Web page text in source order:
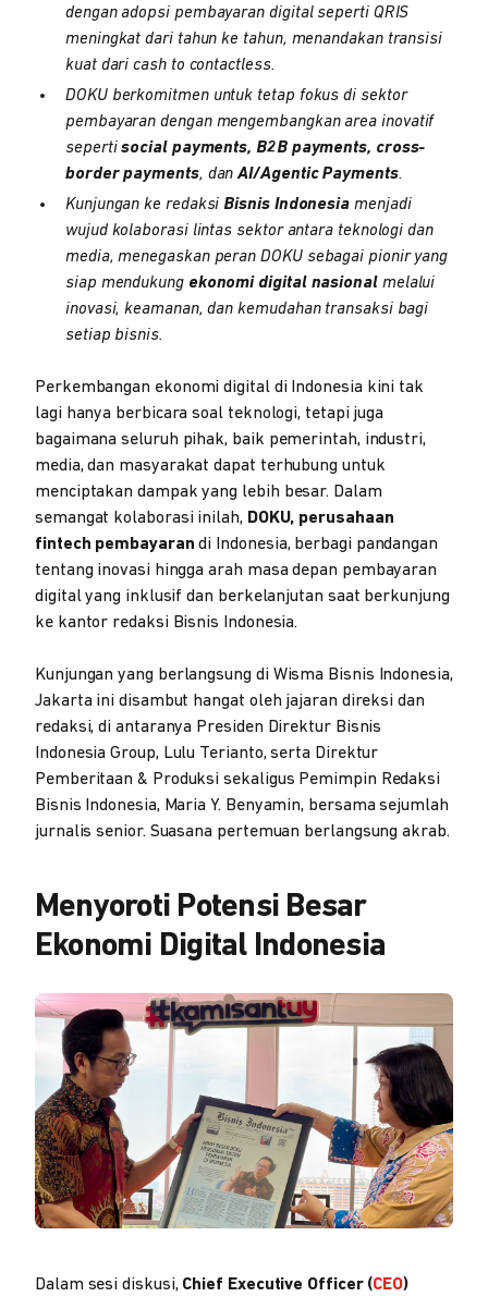
dengan adopsi pembayaran digital seperti QRIS
meningkat dari tahun ke tahun, menandakan transisi
kuat dari cash to contactless.
DOKU berkomitmen untuk tetap fokus di sektor
pembayaran dengan mengembangkan area inovatif
sepertisocial payments, B2B payments, cross-
border payments, danAI/Agentic Payments.
Kunjungan ke redaksi Bisnis Indonesia menjadi
wujud kolaborasi lintas sektor antara teknologi dan
media, menegaskan peran DOKU sebagai pionir yang
siap mendukung ekonomi digital nasionalmelalui
inovasi, keamanan, dan kemudahan transaksi bagi
setiap bisnis.
Perkembangan ekonomi digital di Indonesia kini tak
lagi hanya berbicara soal teknologi, tetapi juga
bagaimana seluruh pihak, baik pemerintah, industri,
media, dan masyarakat dapat terhubung untuk
menciptakan dampak yang lebih besar. Dalam
semangat kolaborasi inilah, DOKU, perusahaan
fintech pembayaran di Indonesia, berbagi pandangan
tentang inovasi hingga arah masa depan pembayaran
digital yang inklusif dan berkelanjutan saat berkunjung
ke kantor redaksi Bisnis Indonesia.
Kunjungan yang berlangsung di Wisma Bisnis Indonesia,
Jakarta ini disambut hangat oleh jajaran direksi dan
redaksi, di antaranya Presiden Direktur Bisnis
Indonesia Group, Lulu Terianto, serta Direktur
Pemberitaan & Produksi sekaligus Pemimpin Redaksi
Bisnis Indonesia, Maria Y. Benyamin, bersama sejumlah
jurnalis senior. Suasana pertemuan berlangsung akrab.
Menyoroti Potensi Besar
Ekonomi Digital Indonesia
Dalam sesi diskusi, Chief Executive Officer (CEO)